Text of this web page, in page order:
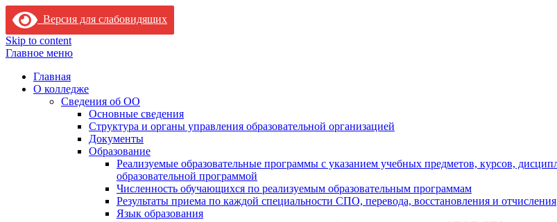
Версия для слабовидящих
Skip to content
Главное меню
Главная
О колледже
Сведения об ОО
Основные сведения
Структура и органы управления образовательной организацией
Документы
Образование
Реализуемые образовательные программы с указанием учебных предметов, курсов,
образовательной программой
Численность обучающихся по реализуемым образовательным программам
Результаты приема по каждой специальности СПО, перевода, восстановления и отчисления
Язык образования